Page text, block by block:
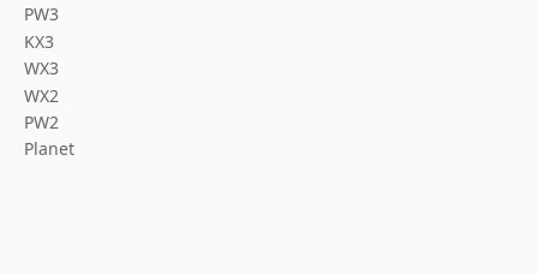
PW3
KX3
WX3
WX2
PW2
Planet